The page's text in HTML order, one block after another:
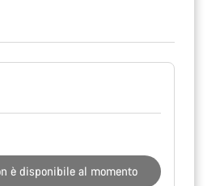
è disponibile al momento